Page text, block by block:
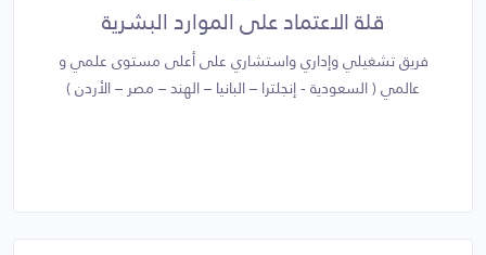
قلة الاعتماد على الموارد البشرية
فريق تشغيلي وإداري واستشاري على أعلى مستوى علمي و
عالمي ( السعودية - إنجلترا – البانيا – الهند – مصر – الأردن )